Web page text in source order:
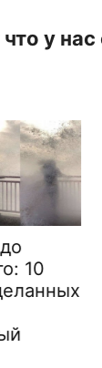
у нас
10